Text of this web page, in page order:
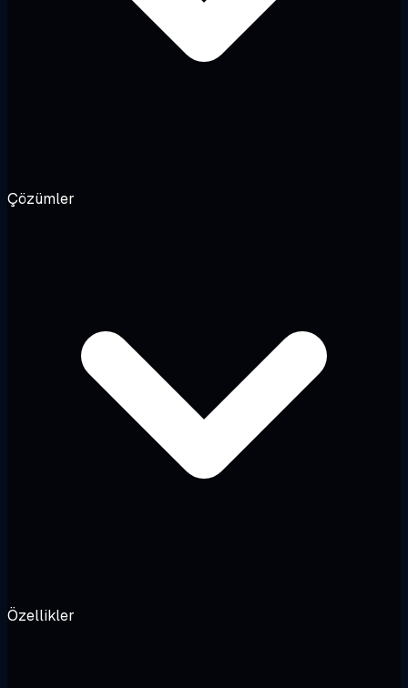
Çözümler
Özellikler